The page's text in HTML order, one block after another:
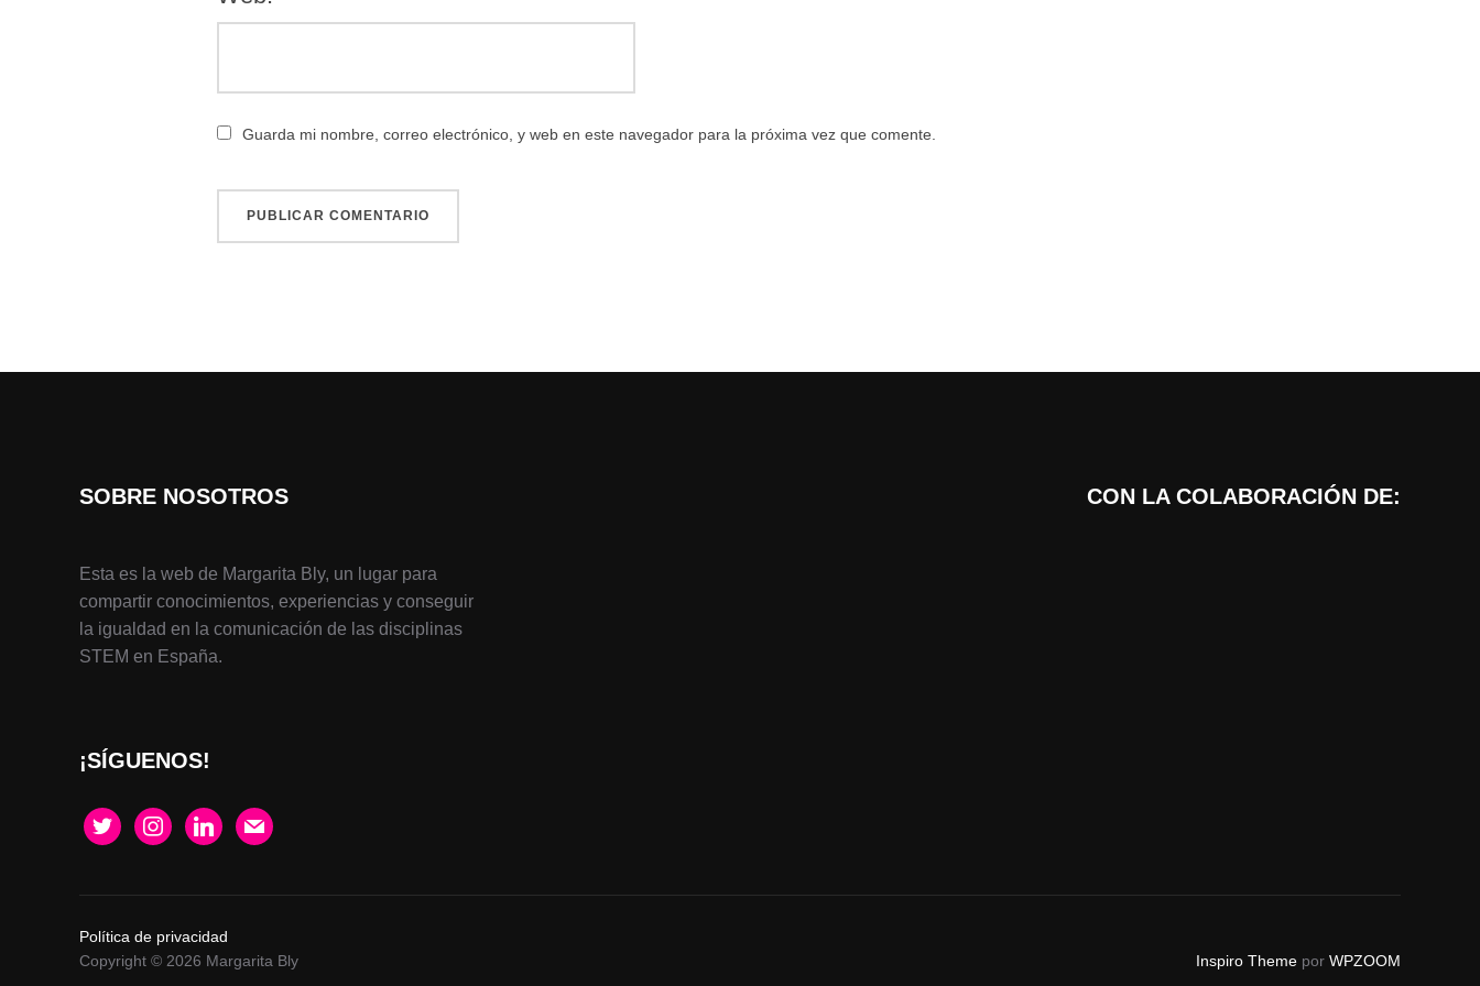
Guarda mi nombre, correo electrónico, y web en este navegador para la próxima vez que comente.
SOBRE NOSOTROS
Esta es la web de Margarita Bly, un lugar para
compartir conocimientos, experiencias y conseguir
la igualdad en la comunicación de las disciplinas
STEM en España.
¡SÍGUENOS!
twitter instagramlinkedinmail
CON LA COLABORACIÓN DE:
Política de privacidad
Copyright © 2026 Margarita Bly
Inspiro Theme por WPZOOM